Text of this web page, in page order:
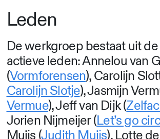
Leden
De werkgroep bestaat uit
actieve leden: Annelou van
(Vormforensen), Carolijn
Carolijn Slotje), Jasmijn
Vermue), Jeff van Dijk (
Jorien Nijmeijer (Let’s go